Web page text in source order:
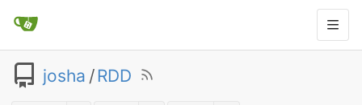
josha /RDD